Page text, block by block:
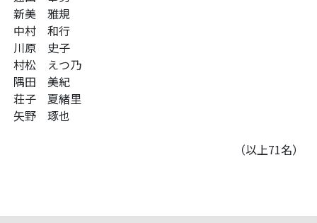
新美 雅規
中村 和行
川原 史子
村松 えつ乃
隅田 美紀
荘子 夏緒里
矢野 琢也
（以上71名）